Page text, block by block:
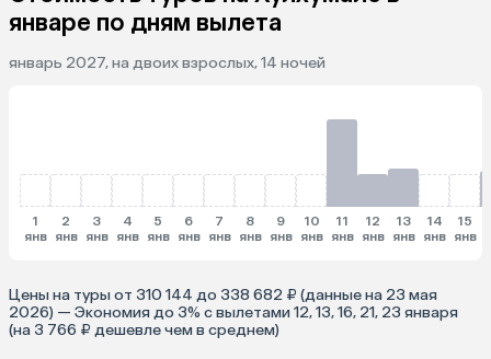
январе по дням вылета
январь 2027, на двоих взрослых, 14 ночей
1
янв
2
янв
3
янв
4
янв
5
янв
6
янв
7
янв
8
янв
9
янв
10
янв
11
янв
12
янв
13
янв
14
янв
15
янв
Цены на туры от 310 144 до 338 682 ₽ (данные на 23 мая
2026) — Экономия до 3% с вылетами 12, 13, 16, 21, 23 января
(на 3 766 ₽ дешевле чем в среднем)